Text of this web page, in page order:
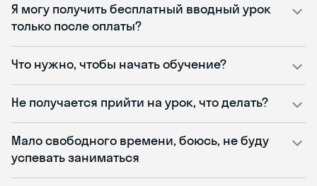
Я могу получить бесплатный вводный урок
только после оплаты?
Что нужно, чтобы начать обучение?
Не получается прийти на урок, что делать?
Мало свободного времени, боюсь, не буду
успевать заниматься